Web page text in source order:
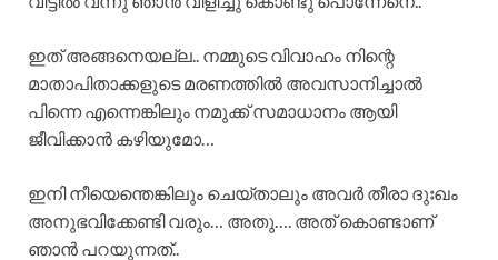
ഇത് അങ്ങനെയല്ല.. നമ്മുടെ വിവാഹം നിന്റെ
മാതാപിതാക്കളുടെ മരണത്തിൽ അവസാനിച്ചാൽ
പിന്നെ എന്നെങ്കിലും നമുക്ക് സമാധാനം ആയി
ജീവിക്കാൻ കഴിയുമോ…
ഇനി നീയെന്തെങ്കിലും ചെയ്താലും അവർ തീരാ ദുഃഖം
അനുഭവിക്കേണ്ടി വരും… അതു…. അത്‌ കൊണ്ടാണ്
ഞാൻ പറയുന്നത്..